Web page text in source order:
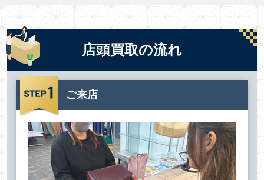
店頭買取の流れ
ご来店